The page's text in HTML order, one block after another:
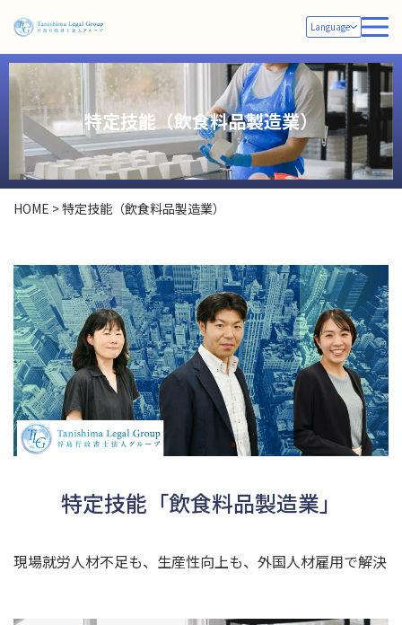
Language
特定技能（飲食料品製造業）
HOME >特定技能（飲食料品製造業）
特定技能「飲食料品製造業」
現場就労人材不足も、生産性向上も、外国人材雇用で解決